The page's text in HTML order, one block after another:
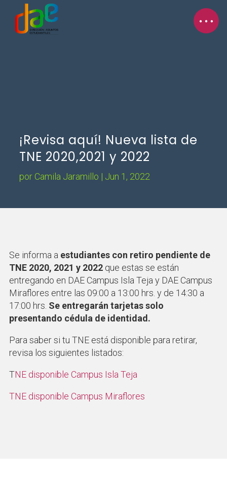
¡Revisa aquí! Nueva lista de
TNE 2020,2021 y 2022
por Camila Jaramillo | Jun 1, 2022
Se informa a estudiantes con retiro pendiente de
TNE 2020, 2021 y 2022 que estas se están
entregando en DAE Campus Isla Teja y DAE Campus
Miraflores entre las 09:00 a 13:00 hrs. y de 14:30 a
17:00 hrs. Se entregarán tarjetas solo
presentando cédula de identidad.
Para saber si tu TNE está disponible para retirar,
revisa los siguientes listados:
TNE disponible Campus Isla Teja
TNE disponible Campus Miraflores